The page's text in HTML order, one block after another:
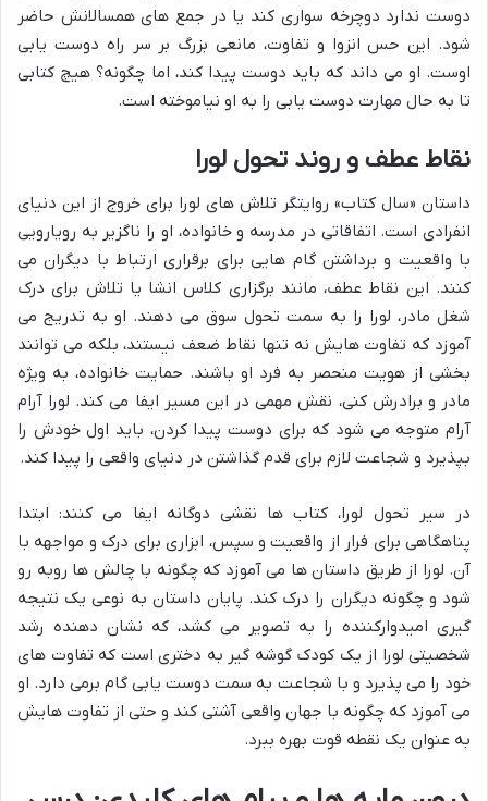
دوست ندارد دوچرخه سواری کند یا در جمع های همسالانش حاضر
شود. این حس انزوا و تفاوت، مانعی بزرگ بر سر راه دوست یابی
اوست. او می داند که باید دوست پیدا کند، اما چگونه؟ هیچ کتابی
تا به حال مهارت دوست یابی را به او نیاموخته است.
نقاط عطف و روند تحول لورا
داستان «سال کتاب» روایتگر تلاش های لورا برای خروج از این دنیای
انفرادی است. اتفاقاتی در مدرسه و خانواده، او را ناگزیر به رویارویی
با واقعیت و برداشتن گام هایی برای برقراری ارتباط با دیگران می
کنند. این نقاط عطف، مانند برگزاری کلاس انشا یا تلاش برای درک
شغل مادر، لورا را به سمت تحول سوق می دهند. او به تدریج می
آموزد که تفاوت هایش نه تنها نقاط ضعف نیستند، بلکه می توانند
بخشی از هویت منحصر به فرد او باشند. حمایت خانواده، به ویژه
مادر و برادرش کنی، نقش مهمی در این مسیر ایفا می کند. لورا آرام
آرام متوجه می شود که برای دوست پیدا کردن، باید اول خودش را
بپذیرد و شجاعت لازم برای قدم گذاشتن در دنیای واقعی را پیدا کند.
در سیر تحول لورا، کتاب ها نقشی دوگانه ایفا می کنند: ابتدا
پناهگاهی برای فرار از واقعیت و سپس، ابزاری برای درک و مواجهه با
آن. لورا از طریق داستان ها می آموزد که چگونه با چالش ها روبه رو
شود و چگونه دیگران را درک کند. پایان داستان به نوعی یک نتیجه
گیری امیدوارکننده را به تصویر می کشد، که نشان دهنده رشد
شخصیتی لورا از یک کودک گوشه گیر به دختری است که تفاوت های
خود را می پذیرد و با شجاعت به سمت دوست یابی گام برمی دارد. او
می آموزد که چگونه با جهان واقعی آشتی کند و حتی از تفاوت هایش
به عنوان یک نقطه قوت بهره ببرد.